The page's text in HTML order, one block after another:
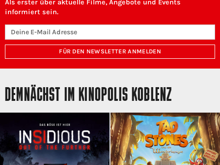
Als erster über aktuelle Filme, Angebote und Events
informiert sein.
FÜR DEN NEWSLETTER ANMELDEN
DEMNÄCHST IM KINOPOLIS KOBLENZ